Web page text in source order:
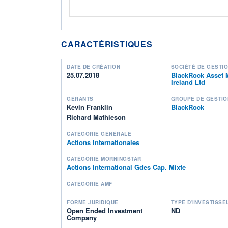
CARACTÉRISTIQUES
DATE DE CRÉATION
25.07.2018
SOCIÉTÉ DE
BlackRock Asset
Ireland Ltd
GÉRANTS
Kevin Franklin
Richard Mathieson
GROUPE DE
BlackRock
CATÉGORIE GÉNÉRALE
Actions Internationales
CATÉGORIE MORNINGSTAR
Actions International Gdes Cap. Mixte
CATÉGORIE AMF
FORME JURIDIQUE
Open Ended Investment
Company
TYPE
ND